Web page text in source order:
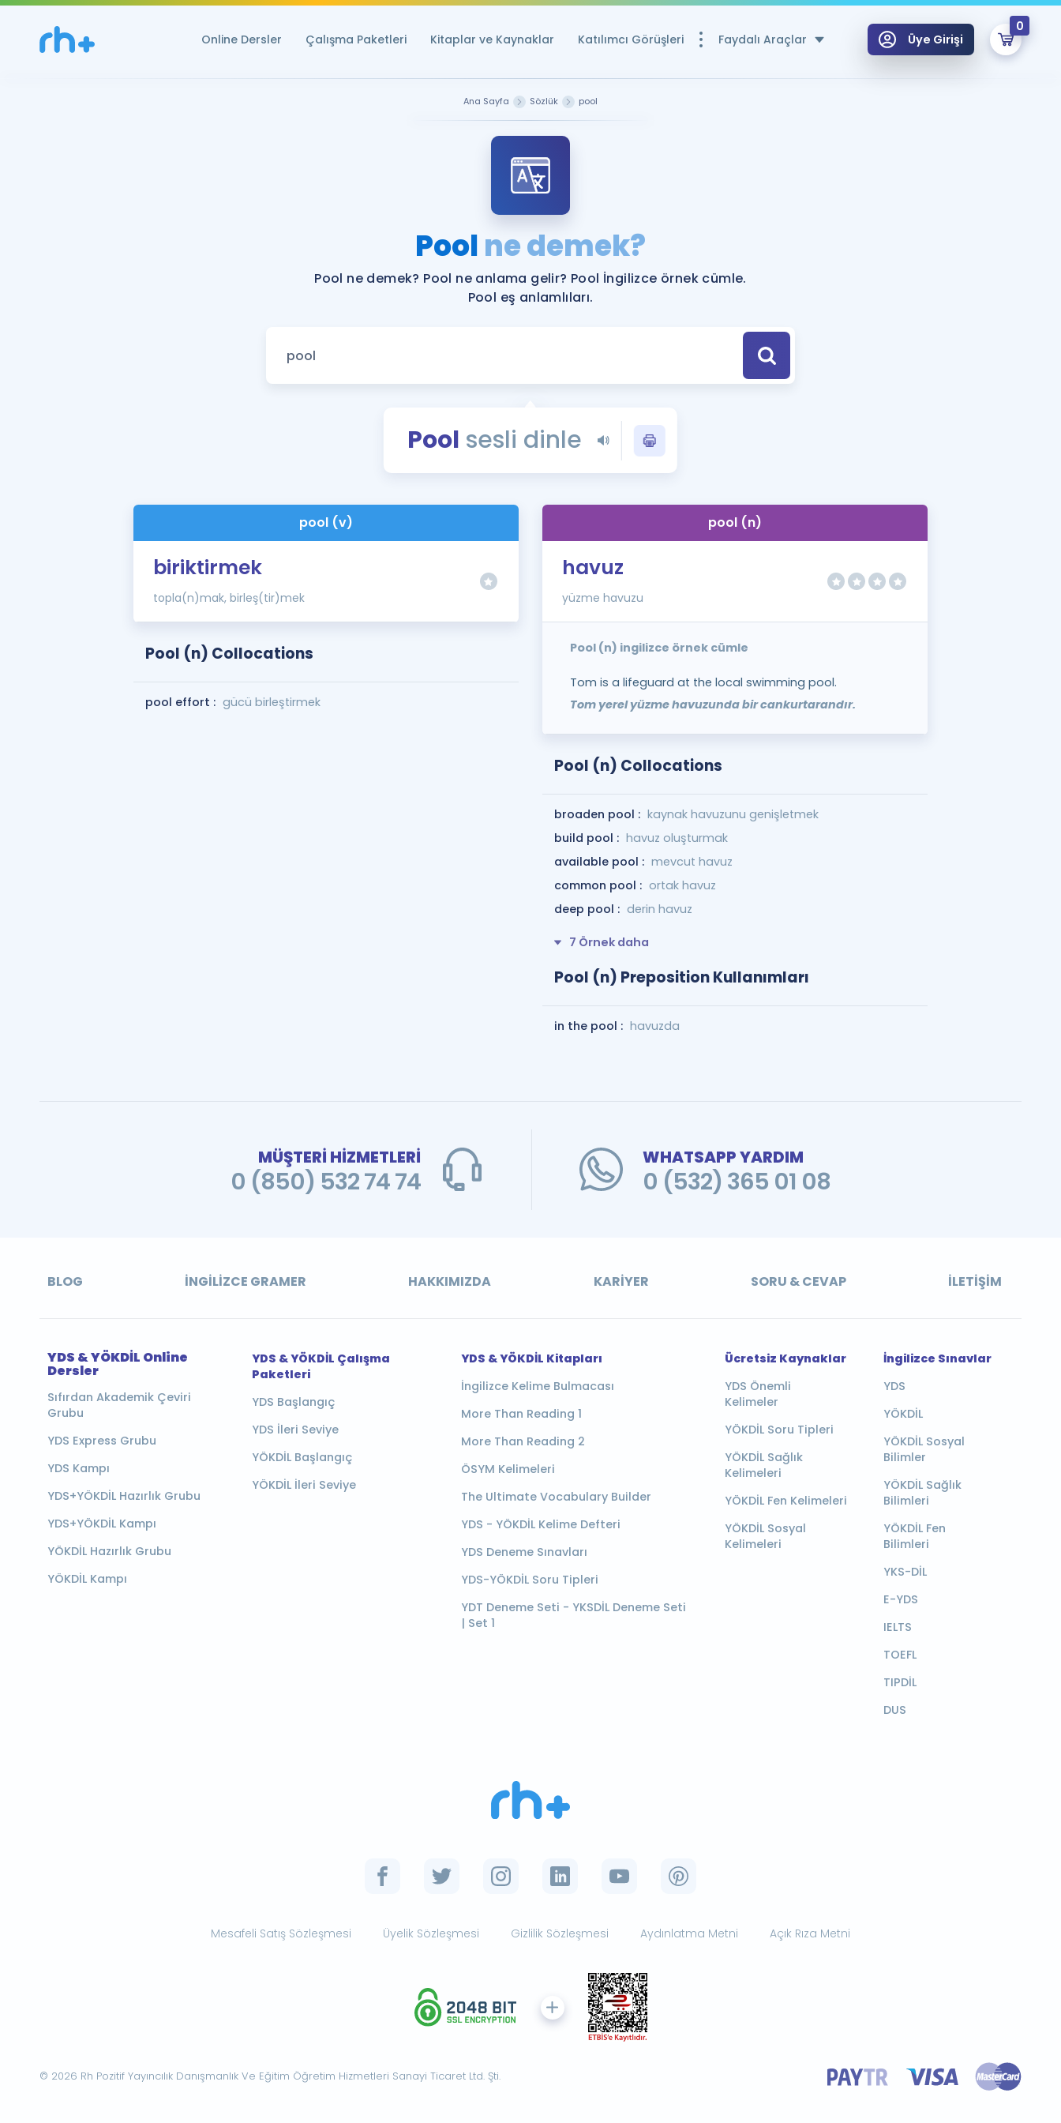
Online Dersler Çalışma Paketleri Kitaplar ve Kaynaklar Katılımcı Görüşleri Faydalı Araçlar
YDS ve YÖKDİL Puan Hesaplama Aracı
YDS ve YÖKDİL'e Hazırlananlar için Öneriler
Tüm ÖSYM Sınavları Tek Takvimde
Blog
YDS - YÖKDİL Tüm Sınavlarla İlgili Haberler
İngilizce Gramer
Üye Girişi
0
Ana Sayfa Sözlük pool
Poolne demek?
Pool ne demek? Pool ne anlama gelir? Pool İngilizce örnek cümle.
Pool eş anlamlıları.
Pool sesli dinle
pool (v)
biriktirmek
topla(n)mak, birleş(tir)mek
Pool (n) Collocations
pool effort : gücü birleştirmek
pool (n)
havuz
yüzme havuzu
Pool (n) ingilizce örnek cümle
Tom is a lifeguard at the local swimming pool.
Tom yerel yüzme havuzunda bir cankurtarandır.
Pool (n) Collocations
broaden pool : kaynak havuzunu genişletmek
build pool : havuz oluşturmak
available pool : mevcut havuz
common pool : ortak havuz
deep pool : derin havuz
7 Örnek daha
Pool (n) Preposition Kullanımları
in the pool : havuzda
MÜŞTERİ HİZMETLERİ
0 (850) 532 74 74
WHATSAPP YARDIM
0 (532) 365 01 08
BLOG İNGILIZCE GRAMER HAKKIMIZDA KARIYER SORU & CEVAP İLETIŞIM
YDS & YÖKDİL Online
Dersler
Sıfırdan Akademik Çeviri
Grubu
YDS Express Grubu
YDS Kampı
YDS+YÖKDİL Hazırlık Grubu
YDS+YÖKDİL Kampı
YÖKDİL Hazırlık Grubu
YÖKDİL Kampı
YDS & YÖKDİL Çalışma
Paketleri
YDS Başlangıç
YDS İleri Seviye
YÖKDİL Başlangıç
YÖKDİL İleri Seviye
YDS & YÖKDİL Kitapları
İngilizce Kelime Bulmacası
More Than Reading 1
More Than Reading 2
ÖSYM Kelimeleri
The Ultimate Vocabulary Builder
YDS - YÖKDİL Kelime Defteri
YDS Deneme Sınavları
YDS-YÖKDİL Soru Tipleri
YDT Deneme Seti - YKSDİL Deneme Seti
| Set 1
Ücretsiz Kaynaklar
YDS Önemli
Kelimeler
YÖKDİL Soru Tipleri
YÖKDİL Sağlık
Kelimeleri
YÖKDİL Fen Kelimeleri
YÖKDİL Sosyal
Kelimeleri
İngilizce Sınavlar
YDS
YÖKDİL
YÖKDİL Sosyal
Bilimler
YÖKDİL Sağlık
Bilimleri
YÖKDİL Fen
Bilimleri
YKS-DİL
E-YDS
IELTS
TOEFL
TIPDİL
DUS
Mesafeli Satış Sözleşmesi Üyelik Sözleşmesi Gizlilik Sözleşmesi Aydınlatma Metni Açık Rıza Metni
© 2026 Rh Pozitif Yayıncılık Danışmanlık Ve Eğitim Öğretim Hizmetleri Sanayi Ticaret Ltd. Şti.